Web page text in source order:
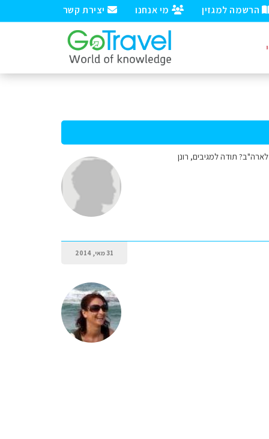
יצירת קשר מי אנחנו הרשמה למגזין
תודה למגיבים, רונן
31 מאי, 2014